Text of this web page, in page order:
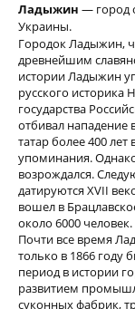
Ладыжин — город
Украины.
Городок Ладыжин,
древнейшим
истории Ладыжин
русского историка
государства
отбивал нападение
татар более 400
упоминания.
возрождался.
датируются XVII
вошел в
около 6000 человек.
Почти все время
только в 1866 году
период в истории
развитием
суконных фабрик,